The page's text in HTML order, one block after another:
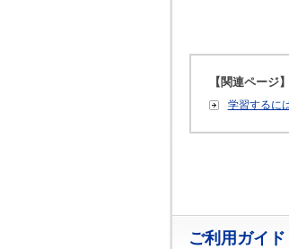
【関連ページ】
学習するに
ご利用ガイド